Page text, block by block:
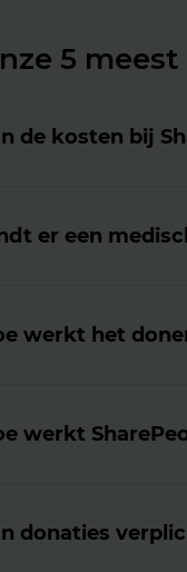
5
de kosten bij
er een
werkt het
werkt
donaties